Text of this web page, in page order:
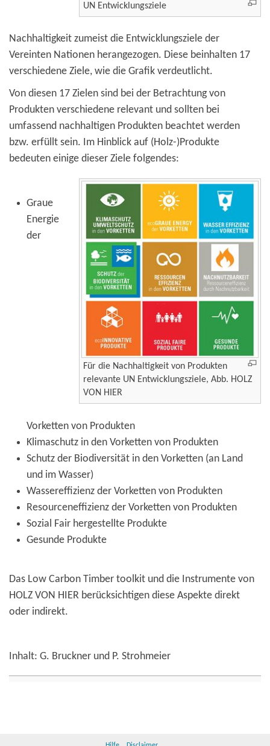
UN Entwicklungsziele
Nachhaltigkeit zumeist die Entwicklungsziele der
Vereinten Nationen herangezogen. Diese beinhalten 17
verschiedene Ziele, wie die Grafik verdeutlicht.
Von diesen 17 Zielen sind bei der Betrachtung von
Produkten verschiedene relevant und sollten bei
umfassend nachhaltigen Produkten beachtet werden
bzw. erfüllt sein. Im Hinblick auf (Holz-)Produkte
bedeuten einige dieser Ziele folgendes:
Für die Nachhaltigkeit von Produkten
relevante UN Entwicklungsziele, Abb. HOLZ
VON HIER
Graue
Energie
der
Vorketten von Produkten
Klimaschutz in den Vorketten von Produkten
Schutz der Biodiversität in den Vorketten (an Land
und im Wasser)
Wassereffizienz der Vorketten von Produkten
Resourceneffizienz der Vorketten von Produkten
Sozial Fair hergestellte Produkte
Gesunde Produkte
Das Low Carbon Timber toolkit und die Instrumente von
HOLZ VON HIER berücksichtigen diese Aspekte direkt
oder indirekt.
Inhalt: G. Bruckner und P. Strohmeier